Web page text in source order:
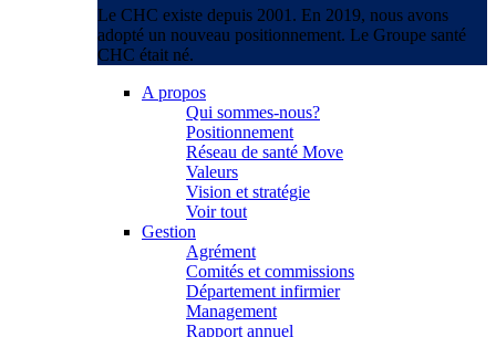
Le CHC existe depuis 2001. En 2019, nous avons
adopté un nouveau positionnement. Le Groupe santé
CHC était né.
A propos
Qui sommes-nous?
Positionnement
Réseau de santé Move
Valeurs
Vision et stratégie
Voir tout
Gestion
Agrément
Comités et commissions
Département infirmier
Management
Rapport annuel